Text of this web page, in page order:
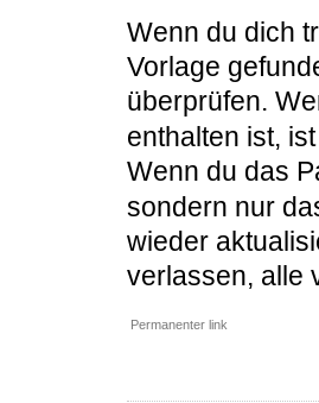
Wenn du dich
Vorlage
überprüfen.
enthalten ist,
Wenn du das
sondern nur
wieder
verlassen, alle
Permanenter link